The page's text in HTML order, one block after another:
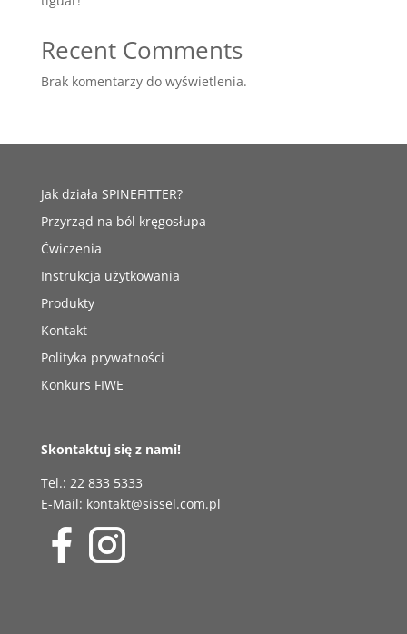
Recent Comments
Brak komentarzy do wyświetlenia.
Jak działa SPINEFITTER?
Przyrząd na ból kręgosłupa
Ćwiczenia
Instrukcja użytkowania
Produkty
Kontakt
Polityka prywatności
Konkurs FIWE
Skontaktuj się z nami!
Tel.: 22 833 5333
E-Mail: kontakt@sissel.com.pl